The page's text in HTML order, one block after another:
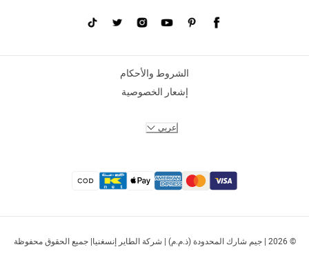
© 2026 | جيم شارك المحدودة (ذ.م.م) | شركة الطاير إنسغنيا| جميع الحقوق محفوظة
الشروط والأحكام
إشعار الخصوصية
عربي